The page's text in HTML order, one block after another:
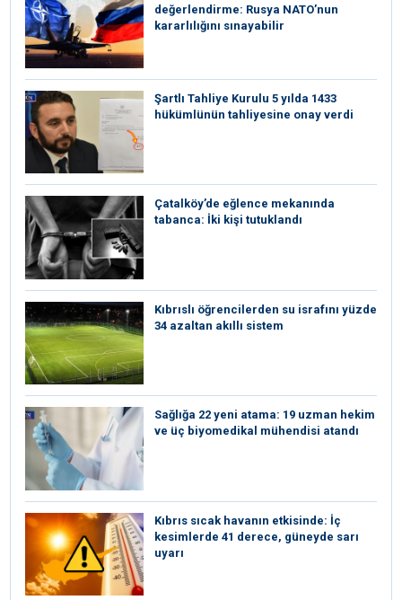
değerlendirme: Rusya NATO’nun
kararlılığını sınayabilir
Şartlı Tahliye Kurulu 5 yılda 1433
hükümlünün tahliyesine onay verdi
Çatalköy’de eğlence mekanında
tabanca: İki kişi tutuklandı
Kıbrıslı öğrencilerden su israfını yüzde
34 azaltan akıllı sistem
Sağlığa 22 yeni atama: 19 uzman hekim
ve üç biyomedikal mühendisi atandı
Kıbrıs sıcak havanın etkisinde: İç
kesimlerde 41 derece, güneyde sarı
uyarı